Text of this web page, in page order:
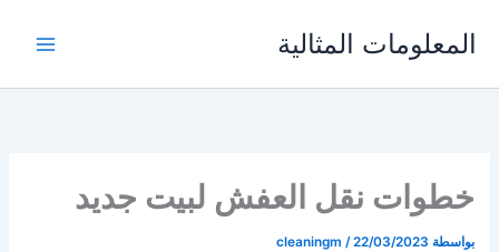
المعلومات المثالية
خطوات نقل العفش لبيت جديد
بواسطة cleaningm /22/03/2023